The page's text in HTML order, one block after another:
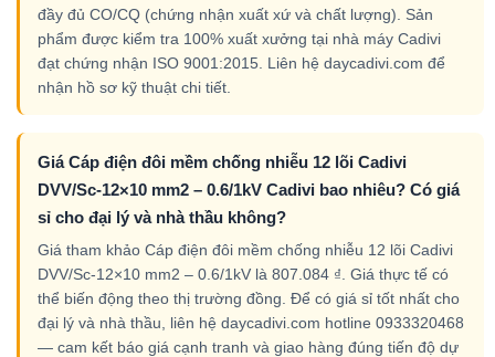
đầy đủ CO/CQ (chứng nhận xuất xứ và chất lượng). Sản
phẩm được kiểm tra 100% xuất xưởng tại nhà máy Cadivi
đạt chứng nhận ISO 9001:2015. Liên hệ daycadivi.com để
nhận hồ sơ kỹ thuật chi tiết.
Giá Cáp điện đôi mềm chống nhiễu 12 lõi Cadivi
DVV/Sc-12×10 mm2 – 0.6/1kV Cadivi bao nhiêu? Có giá
sỉ cho đại lý và nhà thầu không?
Giá tham khảo Cáp điện đôi mềm chống nhiễu 12 lõi Cadivi
DVV/Sc-12×10 mm2 – 0.6/1kV là 807.084 ₫. Giá thực tế có
thể biến động theo thị trường đồng. Để có giá sỉ tốt nhất cho
đại lý và nhà thầu, liên hệ daycadivi.com hotline 0933320468
— cam kết báo giá cạnh tranh và giao hàng đúng tiến độ dự